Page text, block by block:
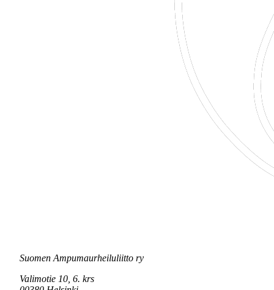
Suomen Ampumaurheiluliitto ry
Valimotie 10, 6. krs